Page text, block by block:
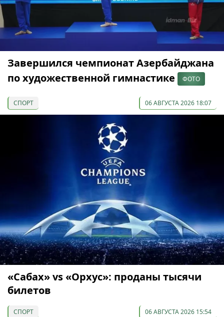
Завершился чемпионат Азербайджана
по художественной гимнастике
ФОТО
СПОРТ 06 АВГУСТА 2026 18:07
«Сабах» vs «Орхус»: проданы тысячи
билетов
СПОРТ 06 АВГУСТА 2026 15:54